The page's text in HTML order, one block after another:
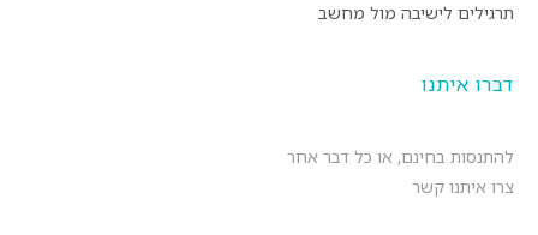
תרגילים לישיבה מול מחשב
דברו איתנו
להתנסות בחינם, או כל דבר אחר
צרו איתנו קשר